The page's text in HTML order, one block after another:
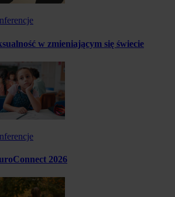
w zmieniającym się świecie
2026